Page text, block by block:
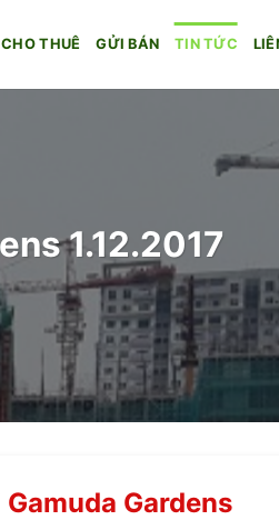
CHO THUÊ GỬI BÁN TIN TỨC
1.12.2017
Gardens